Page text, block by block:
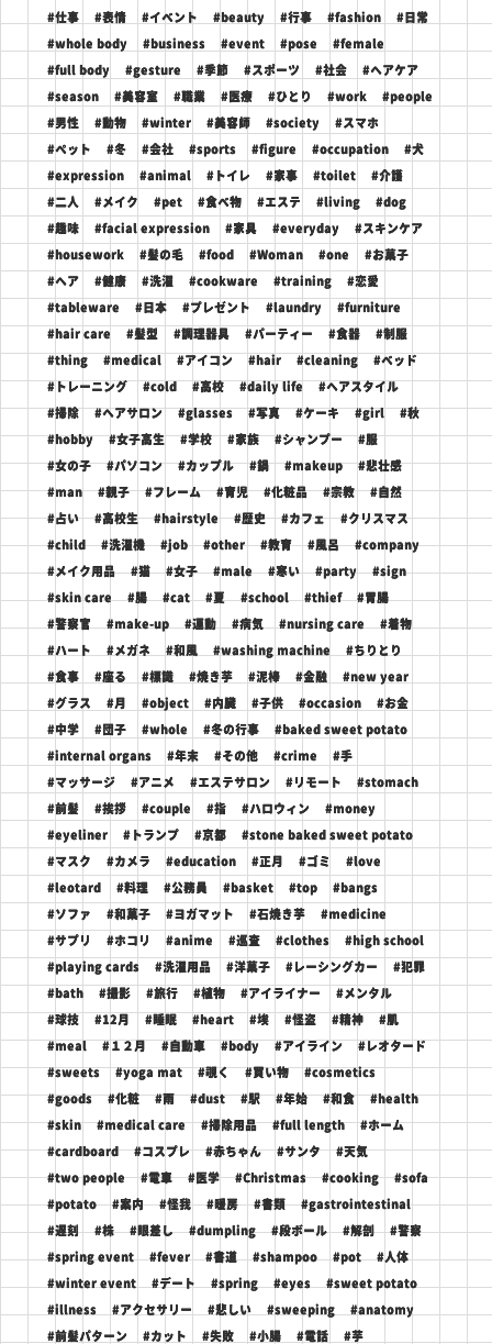
#仕事 #表情 #イベント #beauty #行事 #fashion #日常
#whole body #business #event #pose #female
#full body #gesture #季節 #スポーツ #社会 #ヘアケア
#season #美容室 #職業 #医療 #ひとり #work #people
#男性 #動物 #winter #美容師 #society #スマホ
#ペット #冬 #会社 #sports #figure #occupation #犬
#expression #animal #トイレ #家事 #toilet #介護
#二人 #メイク #pet #食べ物 #エステ #living #dog
#趣味 #facial expression #家具 #everyday #スキンケア
#housework #髪の毛 #food #Woman #one #お菓子
#ヘア #健康 #洗濯 #cookware #training #恋愛
#tableware #日本 #プレゼント #laundry #furniture
#hair care #髪型 #調理器具 #パーティー #食器 #制服
#thing #medical #アイコン #hair #cleaning #ベッド
#トレーニング #cold #高校 #daily life #ヘアスタイル
#掃除 #ヘアサロン #glasses #写真 #ケーキ #girl #秋
#hobby #女子高生 #学校 #家族 #シャンプー #服
#女の子 #パソコン #カップル #鍋 #makeup #悲壮感
#man #親子 #フレーム #育児 #化粧品 #宗教 #自然
#占い #高校生 #hairstyle #歴史 #カフェ #クリスマス
#child #洗濯機 #job #other #教育 #風呂 #company
#メイク用品 #猫 #女子 #male #寒い #party #sign
#skin care #腸 #cat #夏 #school #thief #胃腸
#警察官 #make-up #運動 #病気 #nursing care #着物
#ハート #メガネ #和風 #washing machine #ちりとり
#食事 #座る #標識 #焼き芋 #泥棒 #金融 #new year
#グラス #月 #object #内臓 #子供 #occasion #お金
#中学 #団子 #whole #冬の行事 #baked sweet potato
#internal organs #年末 #その他 #crime #手
#マッサージ #アニメ #エステサロン #リモート #stomach
#前髪 #挨拶 #couple #指 #ハロウィン #money
#eyeliner #トランプ #京都 #stone baked sweet potato
#マスク #カメラ #education #正月 #ゴミ #love
#leotard #料理 #公務員 #basket #top #bangs
#ソファ #和菓子 #ヨガマット #石焼き芋 #medicine
#サプリ #ホコリ #anime #巡査 #clothes #high school
#playing cards #洗濯用品 #洋菓子 #レーシングカー #犯罪
#bath #撮影 #旅行 #植物 #アイライナー #メンタル
#球技 #12月 #睡眠 #heart #埃 #怪盗 #精神 #肌
#meal #１２月 #自動車 #body #アイライン #レオタード
#sweets #yoga mat #覗く #買い物 #cosmetics
#goods #化粧 #雨 #dust #駅 #年始 #和食 #health
#skin #medical care #掃除用品 #full length #ホーム
#cardboard #コスプレ #赤ちゃん #サンタ #天気
#two people #電車 #医学 #Christmas #cooking #sofa
#potato #案内 #怪我 #暖房 #書類 #gastrointestinal
#遅刻 #株 #眼差し #dumpling #段ボール #解剖 #警察
#spring event #fever #書道 #shampoo #pot #人体
#winter event #デート #spring #eyes #sweet potato
#illness #アクセサリー #悲しい #sweeping #anatomy
#前髪パターン #カット #失敗 #小腸 #電話 #芋